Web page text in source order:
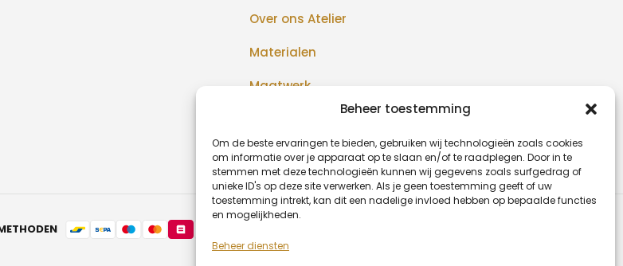
Beheer toestemming
Om de beste ervaringen te bieden, gebruiken wij technologieën zoals cookies
om informatie over je apparaat op te slaan en/of te raadplegen. Door in te
stemmen met deze technologieën kunnen wij gegevens zoals surfgedrag of
unieke ID's op deze site verwerken. Als je geen toestemming geeft of uw
toestemming intrekt, kan dit een nadelige invloed hebben op bepaalde functies
en mogelijkheden.
Beheer diensten
Over ons Atelier
Materialen
Maatwerk
Blog